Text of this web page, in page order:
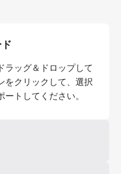
ラッグ＆ドロップして
をクリックして、選択
トしてください。